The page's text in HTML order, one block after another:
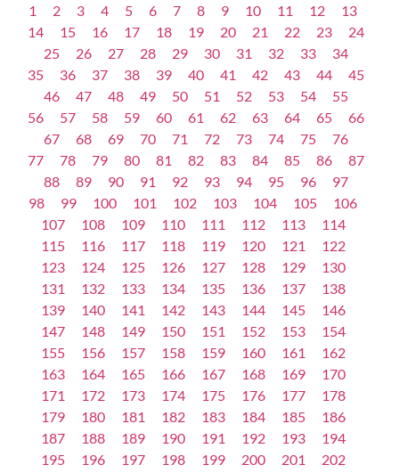
1 2 3 4 5 6 7 8 9 10 11 12
13
14
15 16 17 18 19 20 21 22 23
24
25
26 27 28 29 30 31 32 33
34
35
36 37 38 39 40 41 42 43 44
45
46
47 48 49 50 51 52 53 54
55
56
57 58 59 60 61 62 63 64 65
66
67
68 69 70 71 72 73 74 75
76
77
78 79 80 81 82 83 84 85 86
87
88
89 90 91 92 93 94 95 96
97
98
99 100 101 102 103 104 105
106
107
108 109 110 111 112 113
114
115
116 117 118 119 120 121
122
123
124 125 126 127 128 129
130
131
132 133 134 135 136 137
138
139
140 141 142 143 144 145
146
147
148 149 150 151 152 153
154
155
156 157 158 159 160 161
162
163
164 165 166 167 168 169
170
171
172 173 174 175 176 177
178
179
180 181 182 183 184 185
186
187
188 189 190 191 192 193
194
195
196 197 198 199 200 201
202